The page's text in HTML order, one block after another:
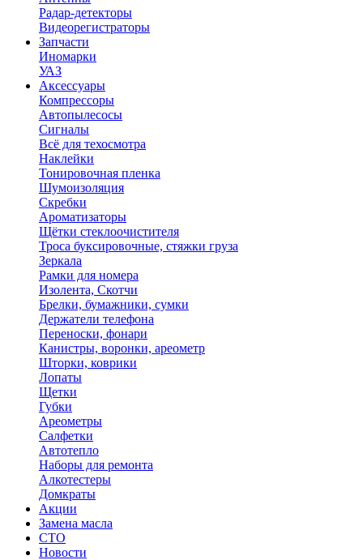
Радар-детекторы
Видеорегистраторы
Запчасти
Иномарки
УАЗ
Аксесcуары
Компрессоры
Автопылесосы
Сигналы
Всё для техосмотра
Наклейки
Тонировочная пленка
Шумоизоляция
Скребки
Ароматизаторы
Щётки стеклоочистителя
Троса буксировочные, стяжки груза
Зеркала
Рамки для номера
Изолента, Скотчи
Брелки, бумажники, сумки
Держатели телефона
Переноски, фонари
Канистры, воронки, ареометр
Шторки, коврики
Лопаты
Щетки
Губки
Ареометры
Салфетки
Автотепло
Наборы для ремонта
Алкотестеры
Домкраты
Акции
Замена масла
СТО
Новости